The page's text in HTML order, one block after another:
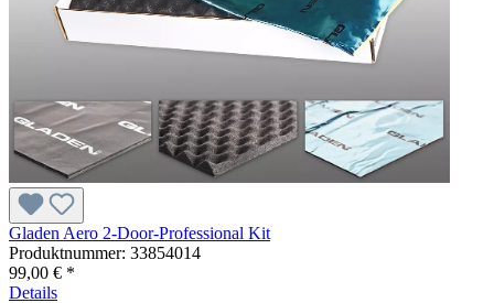
Gladen Aero 2-Door-Professional Kit
Produktnummer: 33854014
99,00 € *
Details